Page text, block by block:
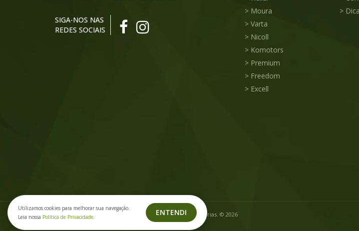
SIGA-NOS NAS
REDES SOCIAIS
Moura
Varta
Nicoll
Komotors
Premium
Freedom
Excell
Copyright. Todos os direitos reservados a Ponto das Baterias. © 2026
Utilizamos cookies para melhorar sua navegação.
Leia nossa Política de Privacidade. ENTENDI